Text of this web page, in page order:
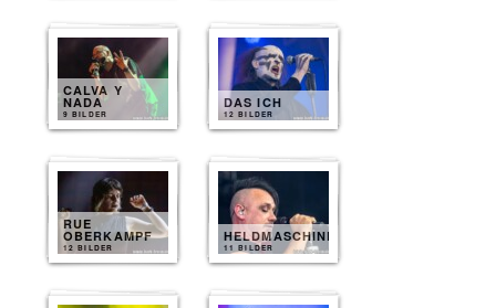
CALVA Y
NADA
9 BILDER
DAS ICH
12 BILDER
RUE
OBERKAMPF
12 BILDER
HELDMASCHINE
11 BILDER